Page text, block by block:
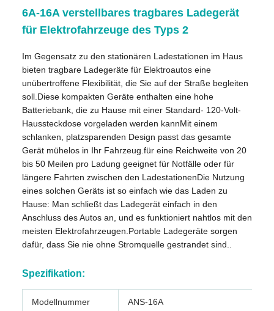
6A-16A verstellbares tragbares Ladegerät
für Elektrofahrzeuge des Typs 2
Im Gegensatz zu den stationären Ladestationen im Haus
bieten tragbare Ladegeräte für Elektroautos eine
unübertroffene Flexibilität, die Sie auf der Straße begleiten
soll.Diese kompakten Geräte enthalten eine hohe
Batteriebank, die zu Hause mit einer Standard- 120-Volt-
Haussteckdose vorgeladen werden kannMit einem
schlanken, platzsparenden Design passt das gesamte
Gerät mühelos in Ihr Fahrzeug.für eine Reichweite von 20
bis 50 Meilen pro Ladung geeignet für Notfälle oder für
längere Fahrten zwischen den LadestationenDie Nutzung
eines solchen Geräts ist so einfach wie das Laden zu
Hause: Man schließt das Ladegerät einfach in den
Anschluss des Autos an, und es funktioniert nahtlos mit den
meisten Elektrofahrzeugen.Portable Ladegeräte sorgen
dafür, dass Sie nie ohne Stromquelle gestrandet sind..
Spezifikation:
Modellnummer ANS-16A